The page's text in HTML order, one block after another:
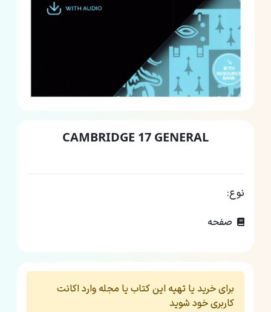
CAMBRIDGE 17 GENERAL
نوع:
صفحه
برای خرید یا تهیه این کتاب یا مجله وارد اکانت
کاربری خود شوید